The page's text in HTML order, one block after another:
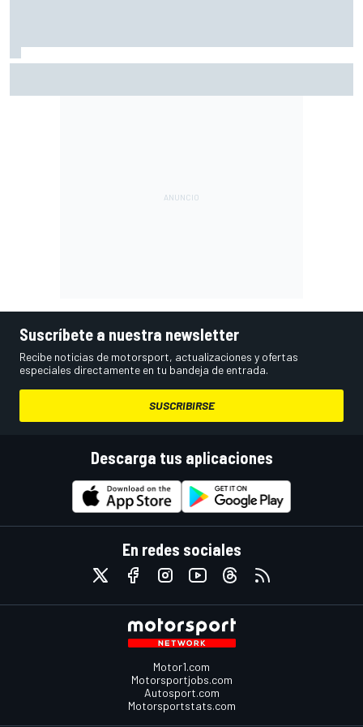
Suscríbete a nuestra newsletter
Recibe noticias de motorsport, actualizaciones y ofertas
especiales directamente en tu bandeja de entrada.
SUSCRIBIRSE
Descarga tus aplicaciones
En redes sociales
Motor1.com
Motorsportjobs.com
Autosport.com
Motorsportstats.com